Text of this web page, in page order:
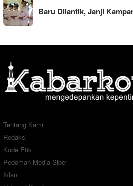
Baru Dilantik, Janji
Tentang Kami
Redaksi
Kode Etik
Pedoman Media Siber
Iklan